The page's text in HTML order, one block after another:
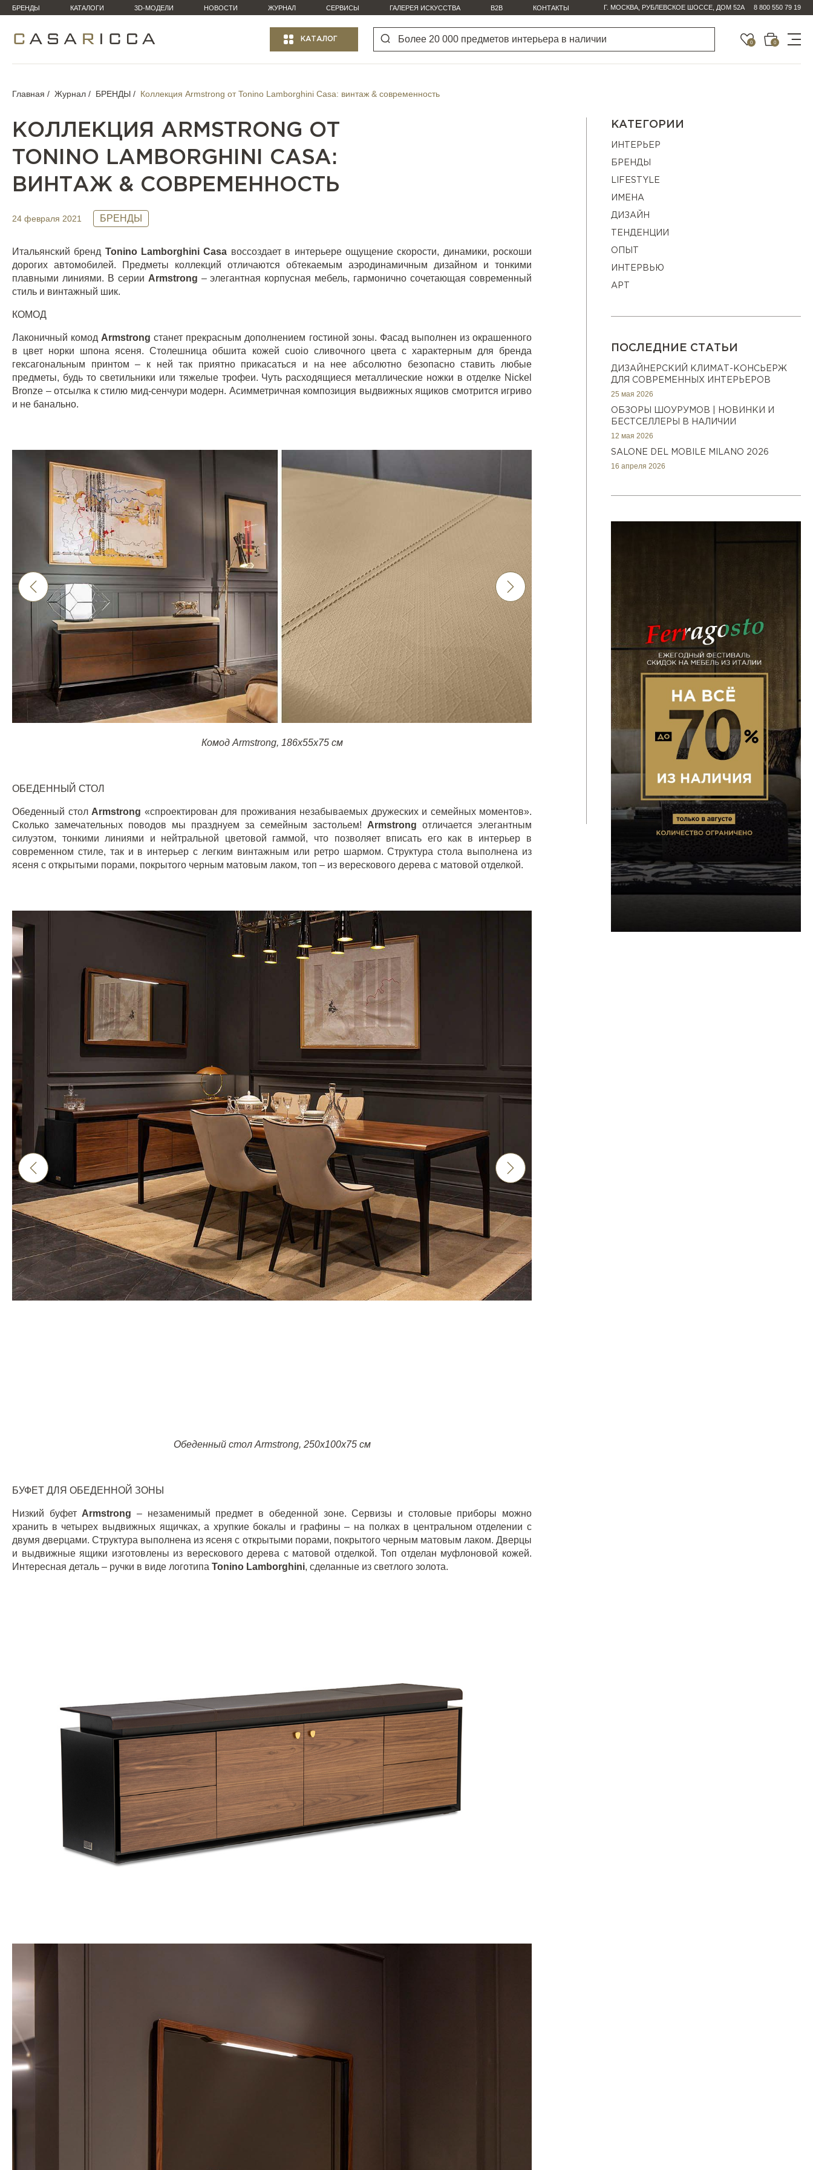
БРЕНДЫ КАТАЛОГИ 3D-МОДЕЛИ НОВОСТИ ЖУРНАЛ СЕРВИСЫ ГАЛЕРЕЯ ИСКУССТВА B2B КОНТАКТЫ Г. МОСКВА, РУБЛЕВСКОЕ ШОССЕ, ДОМ 52А 8 800 550 79 19
КАТАЛОГ 0 0
Главная Журнал БРЕНДЫ Коллекция Armstrong от Tonino Lamborghini Casa: винтаж & современность
КОЛЛЕКЦИЯ ARMSTRONG ОТ
TONINO LAMBORGHINI CASA:
ВИНТАЖ & СОВРЕМЕННОСТЬ
24 февраля 2021 БРЕНДЫ
Итальянский бренд Tonino Lamborghini Casa воссоздает в интерьере ощущение скорости, динамики, роскоши
дорогих автомобилей. Предметы коллекций отличаются обтекаемым аэродинамичным дизайном и тонкими
плавными линиями. В серии Armstrong – элегантная корпусная мебель, гармонично сочетающая современный
стиль и винтажный шик.
КОМОД
Лаконичный комод Armstrong станет прекрасным дополнением гостиной зоны. Фасад выполнен из окрашенного
в цвет норки шпона ясеня. Столешница обшита кожей cuoio сливочного цвета с характерным для бренда
гексагональным принтом – к ней так приятно прикасаться и на нее абсолютно безопасно ставить любые
предметы, будь то светильники или тяжелые трофеи. Чуть расходящиеся металлические ножки в отделке Nickel
Bronze – отсылка к стилю мид-сенчури модерн. Асимметричная композиция выдвижных ящиков смотрится игриво
и не банально.
Комод Armstrong, 186x55x75 см
ОБЕДЕННЫЙ СТОЛ
Обеденный стол Armstrong «спроектирован для проживания незабываемых дружеских и семейных моментов».
Сколько замечательных поводов мы празднуем за семейным застольем! Armstrong отличается элегантным
силуэтом, тонкими линиями и нейтральной цветовой гаммой, что позволяет вписать его как в интерьер в
современном стиле, так и в интерьер с легким винтажным или ретро шармом. Структура стола выполнена из
ясеня с открытыми порами, покрытого черным матовым лаком, топ – из верескового дерева с матовой отделкой.
Обеденный стол Armstrong, 250x100x75 см
БУФЕТ ДЛЯ ОБЕДЕННОЙ ЗОНЫ
Низкий буфет Armstrong – незаменимый предмет в обеденной зоне. Сервизы и столовые приборы можно
хранить в четырех выдвижных ящичках, а хрупкие бокалы и графины – на полках в центральном отделении с
двумя дверцами. Структура выполнена из ясеня с открытыми порами, покрытого черным матовым лаком. Дверцы
и выдвижные ящики изготовлены из верескового дерева с матовой отделкой. Топ отделан муфлоновой кожей.
Интересная деталь – ручки в виде логотипа Tonino Lamborghini, сделанные из светлого золота.
КАТЕГОРИИ
ИНТЕРЬЕР
БРЕНДЫ
LIFESTYLE
ИМЕНА
ДИЗАЙН
ТЕНДЕНЦИИ
ОПЫТ
ИНТЕРВЬЮ
АРТ
ПОСЛЕДНИЕ СТАТЬИ
ДИЗАЙНЕРСКИЙ КЛИМАТ-КОНСЬЕРЖ
ДЛЯ СОВРЕМЕННЫХ ИНТЕРЬЕРОВ
25 мая 2026
ОБЗОРЫ ШОУРУМОВ | НОВИНКИ И
БЕСТСЕЛЛЕРЫ В НАЛИЧИИ
12 мая 2026
SALONE DEL MOBILE MILANO 2026
16 апреля 2026